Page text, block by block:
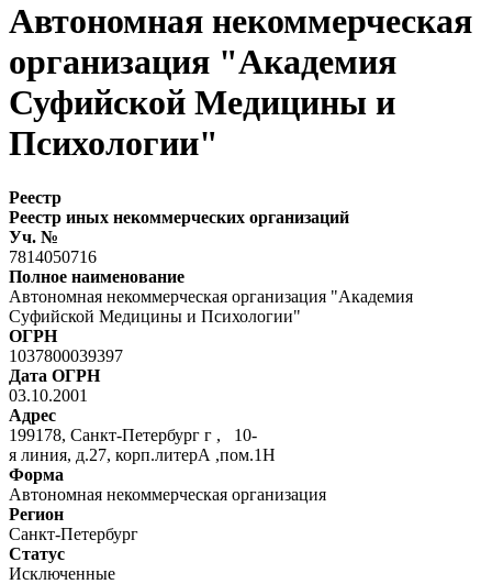
Автономная некоммерческая
организация "Академия
Суфийской Медицины и
Психологии"
Реестр
Реестр иных некоммерческих организаций
Уч. №
7814050716
Полное наименование
Автономная некоммерческая организация "Академия
Суфийской Медицины и Психологии"
ОГРН
1037800039397
Дата ОГРН
03.10.2001
Адрес
199178, Санкт-Петербург г , 10-
я линия, д.27, корп.литерА ,пом.1Н
Форма
Автономная некоммерческая организация
Регион
Санкт-Петербург
Статус
Исключенные